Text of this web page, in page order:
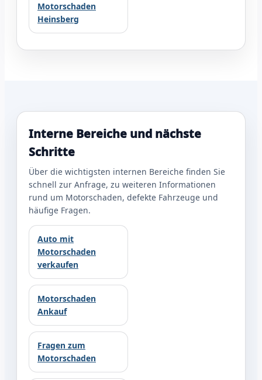
Motorschaden
Heinsberg
Interne Bereiche und nächste
Schritte
Über die wichtigsten internen Bereiche finden Sie
schnell zur Anfrage, zu weiteren Informationen
rund um Motorschaden, defekte Fahrzeuge und
häufige Fragen.
Auto mit
Motorschaden
verkaufen
Motorschaden
Ankauf
Fragen zum
Motorschaden